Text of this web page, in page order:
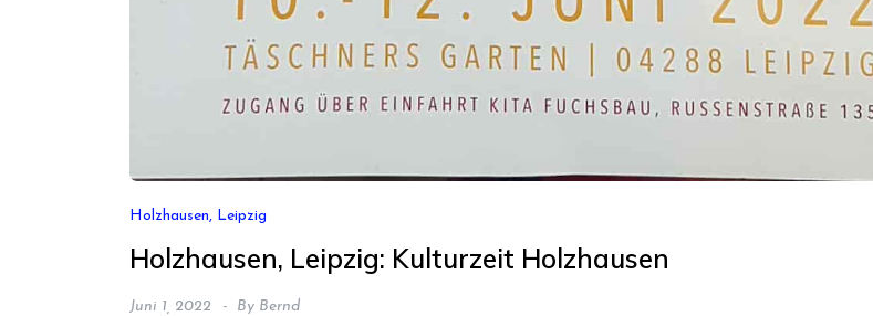
Holzhausen, Leipzig
Holzhausen, Leipzig: Kulturzeit Holzhausen
Juni 1, 2022 By Bernd